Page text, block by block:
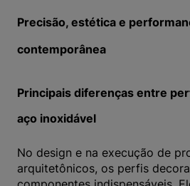
Precisão, estética e
contemporânea
Principais diferenças entre
aço inoxidável
No design e na execução de
arquitetônicos, os perfis